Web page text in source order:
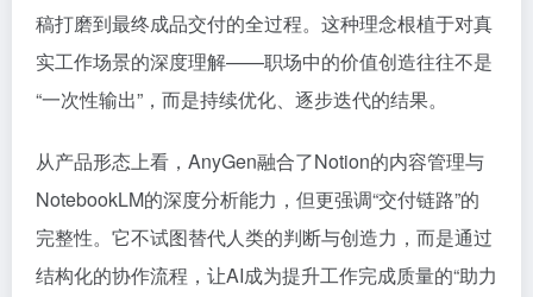
稿打磨到最终成品交付的全过程。这种理念根植于对真
实工作场景的深度理解——职场中的价值创造往往不是
“一次性输出”，而是持续优化、逐步迭代的结果。
从产品形态上看，AnyGen融合了Notion的内容管理与
NotebookLM的深度分析能力，但更强调“交付链路”的
完整性。它不试图替代人类的判断与创造力，而是通过
结构化的协作流程，让AI成为提升工作完成质量的“助力